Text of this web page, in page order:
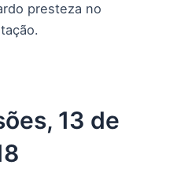
presteza no
13 de